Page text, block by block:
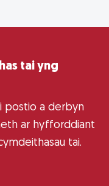
tai yng
postio a derbyn
ar hyfforddiant
tai.